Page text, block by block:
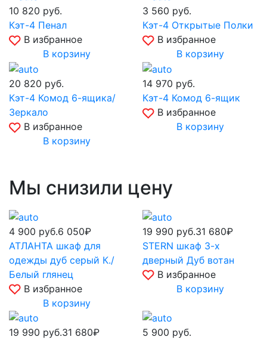
10 820 руб.
Кэт-4 Пенал
В избранное
В корзину
3 560 руб.
Кэт-4 Открытые Полки
В избранное
В корзину
20 820 руб.
Кэт-4 Комод 6-ящика/
Зеркало
В избранное
В корзину
14 970 руб.
Кэт-4 Комод 6-ящик
В избранное
В корзину
Мы снизили цену
4 900 руб.6 050₽
АТЛАНТА шкаф для
одежды дуб серый К./
Белый глянец
В избранное
В корзину
19 990 руб.31 680₽
STERN шкаф 3-х
дверный Дуб вотан
В избранное
В корзину
19 990 руб.31 680₽
5 900 руб.